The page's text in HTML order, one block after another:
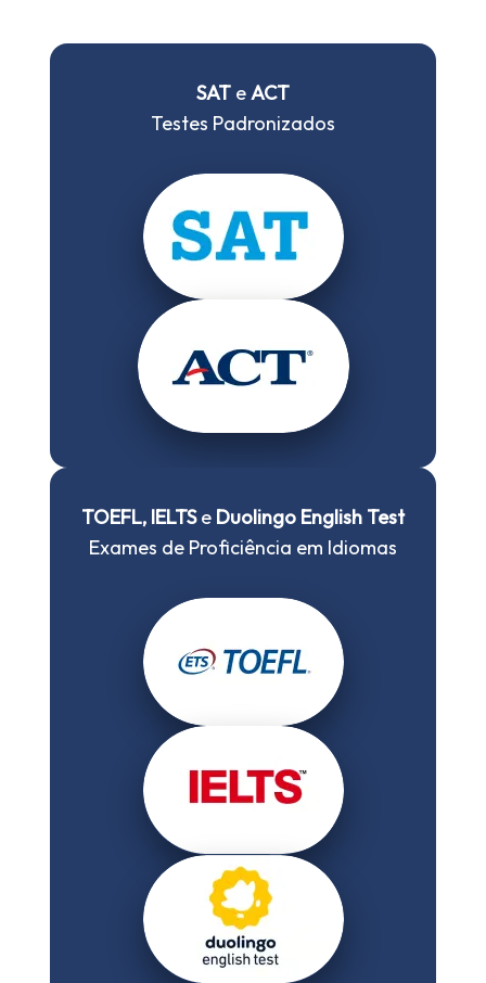
SAT eACT
Testes Padronizados
TOEFL, IELTSe Duolingo English Test
Exames de Proficiência em Idiomas